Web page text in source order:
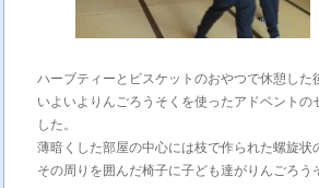
ハーブティーとビスケットのおやつで休憩した
いよいよりんごろうそくを使ったアドベントの
した。
薄暗くした部屋の中心には枝で作られた螺旋状
その周りを囲んだ椅子に子ども達がりんごろう